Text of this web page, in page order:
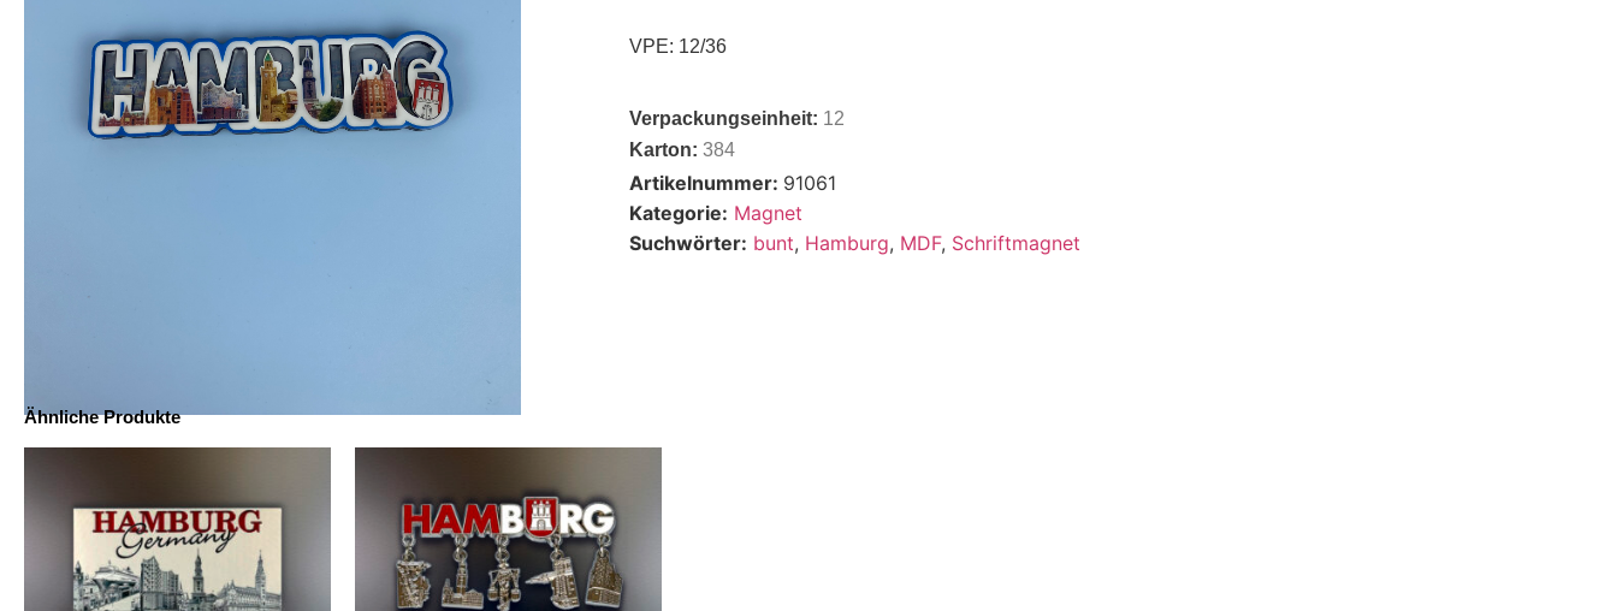
VPE: 12/36
Verpackungseinheit: 12
Karton:384
Artikelnummer: 91061
Kategorie: Magnet
Suchwörter: bunt, Hamburg, MDF, Schriftmagnet
Ähnliche Produkte